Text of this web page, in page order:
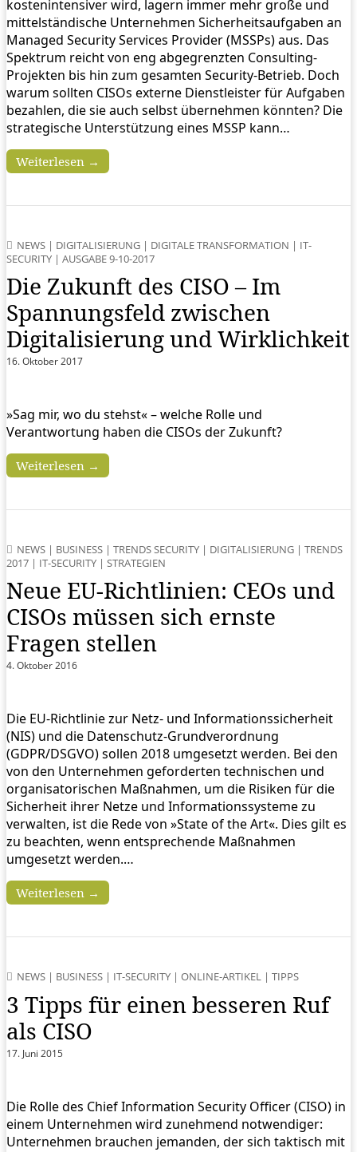
kostenintensiver wird, lagern immer mehr große und
mittelständische Unternehmen Sicherheitsaufgaben an
Managed Security Services Provider (MSSPs) aus. Das
Spektrum reicht von eng abgegrenzten Consulting-
Projekten bis hin zum gesamten Security-Betrieb. Doch
warum sollten CISOs externe Dienstleister für Aufgaben
bezahlen, die sie auch selbst übernehmen könnten? Die
strategische Unterstützung eines MSSP kann…
Weiterlesen →
NEWS | DIGITALISIERUNG | DIGITALE TRANSFORMATION | IT-
SECURITY | AUSGABE 9-10-2017
Die Zukunft des CISO – Im
Spannungsfeld zwischen
Digitalisierung und Wirklichkeit
16. Oktober 2017
»Sag mir, wo du stehst« – welche Rolle und
Verantwortung haben die CISOs der Zukunft?
Weiterlesen →
NEWS | BUSINESS | TRENDS SECURITY | DIGITALISIERUNG | TRENDS
2017 | IT-SECURITY | STRATEGIEN
Neue EU-Richtlinien: CEOs und
CISOs müssen sich ernste
Fragen stellen
4. Oktober 2016
Die EU-Richtlinie zur Netz- und Informationssicherheit
(NIS) und die Datenschutz-Grundverordnung
(GDPR/DSGVO) sollen 2018 umgesetzt werden. Bei den
von den Unternehmen geforderten technischen und
organisatorischen Maßnahmen, um die Risiken für die
Sicherheit ihrer Netze und Informationssysteme zu
verwalten, ist die Rede von »State of the Art«. Dies gilt es
zu beachten, wenn entsprechende Maßnahmen
umgesetzt werden.…
Weiterlesen →
NEWS | BUSINESS | IT-SECURITY | ONLINE-ARTIKEL | TIPPS
3 Tipps für einen besseren Ruf
als CISO
17. Juni 2015
Die Rolle des Chief Information Security Officer (CISO) in
einem Unternehmen wird zunehmend notwendiger:
Unternehmen brauchen jemanden, der sich taktisch mit